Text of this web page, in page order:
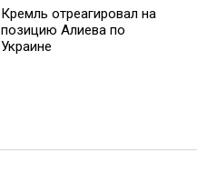
Кремль отреагировал на
позицию Алиева по
Украине